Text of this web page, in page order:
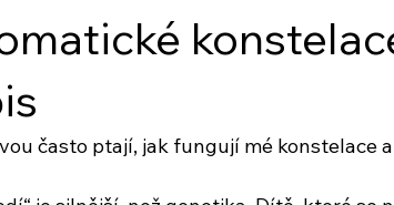
často ptají, jak fungují mé konstelace